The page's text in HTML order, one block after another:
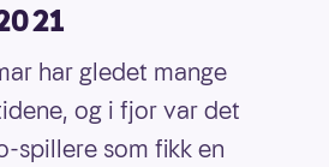
har gledet mange
og i fjor var det
spillere som fikk en